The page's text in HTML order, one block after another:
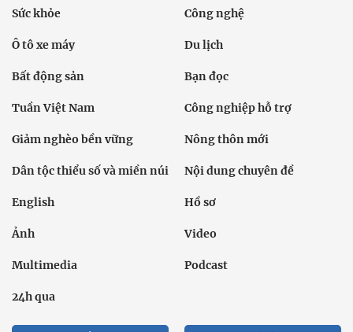
Sức khỏe Công nghệ
Ô tô xe máy Du lịch
Bất động sản Bạn đọc
Tuần Việt Nam Công nghiệp hỗ trợ
Giảm nghèo bền vững Nông thôn mới
Dân tộc thiểu số và miền núi Nội dung chuyên đề
English Hồ sơ
Ảnh Video
Multimedia Podcast
24h qua